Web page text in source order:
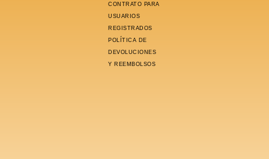
CONTRATO PARA
USUARIOS
REGISTRADOS
POLÍTICA DE
DEVOLUCIONES
Y REEMBOLSOS